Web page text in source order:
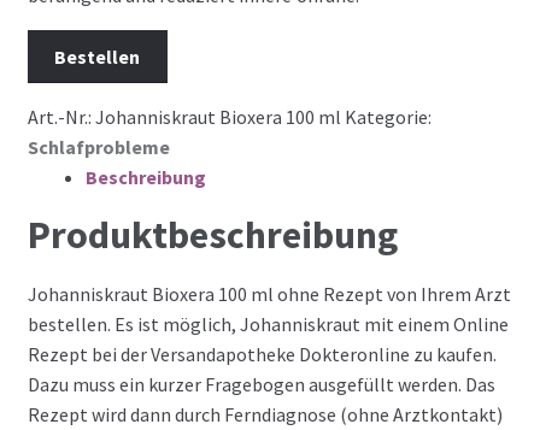
Bestellen
Art.-Nr.: Johanniskraut Bioxera 100 ml Kategorie:
Schlafprobleme
Beschreibung
Produktbeschreibung
Johanniskraut Bioxera 100 ml ohne Rezept von Ihrem Arzt
bestellen. Es ist möglich, Johanniskraut mit einem Online
Rezept bei der Versandapotheke Dokteronline zu kaufen.
Dazu muss ein kurzer Fragebogen ausgefüllt werden. Das
Rezept wird dann durch Ferndiagnose (ohne Arztkontakt)